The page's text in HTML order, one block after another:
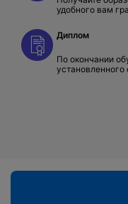
удобного вам
Диплом
По окончании
установленного